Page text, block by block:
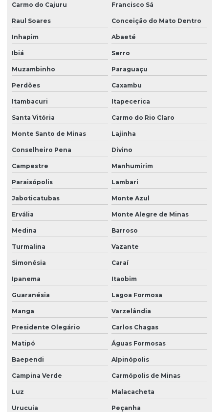
Grama esmeralda para comprar
Grama esmeralda para jardim
Grama esmeralda para jardim para comprar
Grama esmeralda para jardim preço
Grama esmeralda em paraná
Grama esmeralda em são paulo
Grama esmeralda para sombra
Grama esmeralda em sp
Grama esmeralda para talude
Grama esmeralda a venda
Grama santo agostinho
Grama santo agostinho em são paulo
Grama são carlos em bahia
Grama são carlos para campo de futebol
Grama são carlos m2
Grama são carlos em minas gerais
Grama são carlos em paraná
Grama são carlos em placas
Grama são carlos em são paulo
Grama são carlos a venda
Gramas para campo de futebol
Carmo do Cajuru Francisco Sá
Raul Soares Conceição do Mato Dentro
Inhapim Abaeté
Ibiá Serro
Muzambinho Paraguaçu
Perdões Caxambu
Itambacuri Itapecerica
Santa Vitória Carmo do Rio Claro
Monte Santo de Minas Lajinha
Conselheiro Pena Divino
Campestre Manhumirim
Paraisópolis Lambari
Jaboticatubas Monte Azul
Ervália Monte Alegre de Minas
Medina Barroso
Turmalina Vazante
Simonésia Caraí
Ipanema Itaobim
Guaranésia Lagoa Formosa
Manga Varzelândia
Presidente Olegário Carlos Chagas
Matipó Águas Formosas
Baependi Alpinópolis
Campina Verde Carmópolis de Minas
Luz Malacacheta
Urucuia Peçanha